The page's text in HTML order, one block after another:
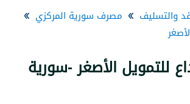
مصرف سورية المركزي
الأصغر -سورية